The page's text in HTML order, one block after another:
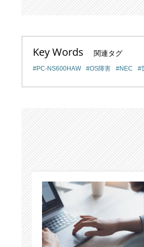
Key Words 関連タグ
PC-NS600HAW OS障害 NEC